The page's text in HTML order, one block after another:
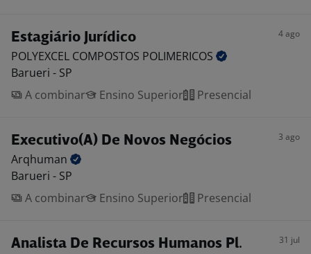
Estagiário Jurídico 4 ago
POLYEXCEL COMPOSTOS POLIMERICOS
Barueri - SP
A combinar
Ensino Superior Presencial
Executivo(A) De Novos Negócios 3 ago
Arqhuman
Barueri - SP
A combinar
Ensino Superior Presencial
Analista De Recursos Humanos Pl. 31 jul